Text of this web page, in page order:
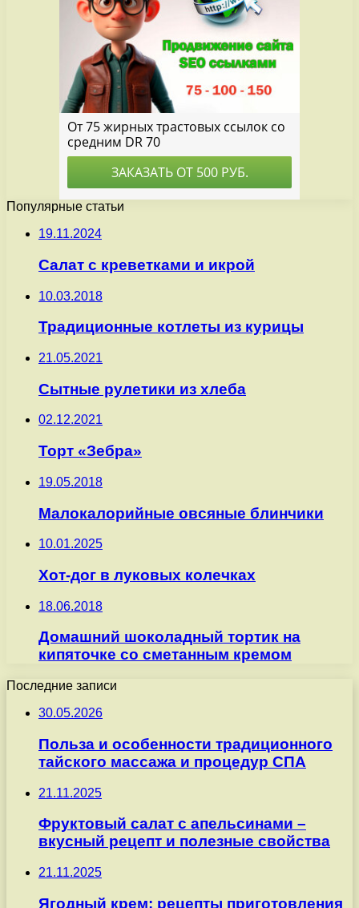
Популярные статьи
19.11.2024
Салат с креветками и икрой
10.03.2018
Традиционные котлеты из курицы
21.05.2021
Сытные рулетики из хлеба
02.12.2021
Торт «Зебра»
19.05.2018
Малокалорийные овсяные блинчики
10.01.2025
Хот-дог в луковых колечках
18.06.2018
Домашний шоколадный тортик на
кипяточке со сметанным кремом
Последние записи
30.05.2026
Польза и особенности традиционного
тайского массажа и процедур СПА
21.11.2025
Фруктовый салат с апельсинами –
вкусный рецепт и полезные свойства
21.11.2025
Ягодный крем: рецепты приготовления